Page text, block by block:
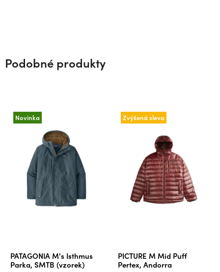
Podobné produkty
Novinka
PATAGONIA M's Isthmus
Parka, SMTB (vzorek)
Zvýšená sleva
PICTURE M Mid Puff
Pertex, Andorra